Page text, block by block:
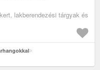
lakberendezési tárgyak és